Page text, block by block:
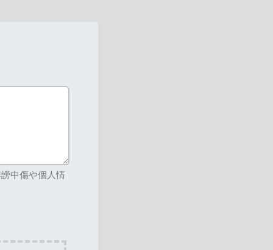
中傷や個人情